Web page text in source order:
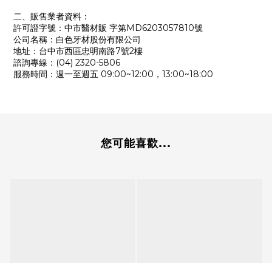
二、販售業者資料：
許可證字號：中市醫材販 字第MD6203057810號
公司名稱：白色牙材股份有限公司
地址：台中市西區忠明南路7號2樓
諮詢專線：(04) 2320-5806
服務時間：週一至週五 09:00~12:00，13:00~18:00
您可能喜歡...